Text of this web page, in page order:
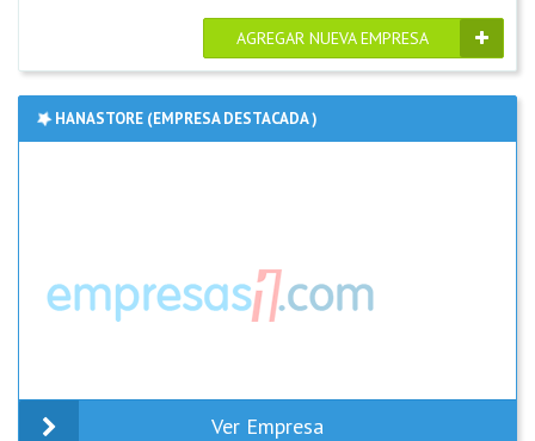
AGREGAR NUEVA EMPRESA
HANASTORE (EMPRESA DESTACADA )
Ver Empresa